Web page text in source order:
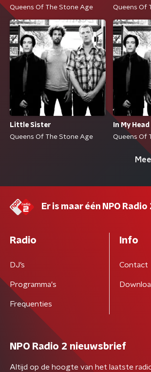
Queens Of The Stone Age
Queens Of
Little Sister
Queens Of The Stone Age
In My Head
Queens Of
Er is maar één NPO Radio
Radio
DJ’s
Programma's
Frequenties
Info
Contact
NPO Radio 2 nieuwsbrief
Altijd op de hoogte van het laatste